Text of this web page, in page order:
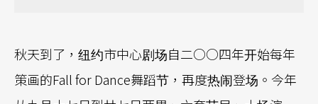
秋天到了，纽约市中心剧场自二○○四年开始每年
策画的Fall for Dance舞蹈节，再度热闹登场。今年